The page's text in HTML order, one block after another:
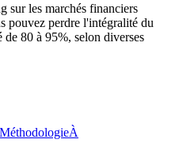
sur les marchés financiers
pouvez perdre l'intégralité du
80 à 95%, selon diverses
MéthodologieÀ